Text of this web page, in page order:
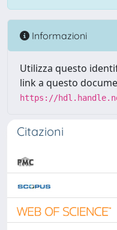
Informazioni
Utilizza questo
link a questo
https://
Citazioni